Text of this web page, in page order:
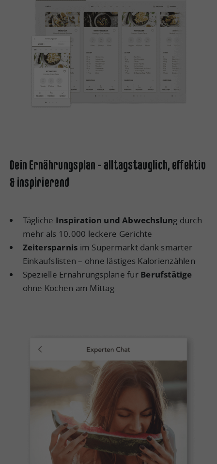
Dein Ernährungsplan - alltagstauglich, effektiv
& inspirierend
Tägliche Inspiration und Abwechslung durch
mehr als 10.000 leckere Gerichte
Zeitersparnis im Supermarkt dank smarter
Einkaufslisten – ohne lästiges Kalorienzählen
Spezielle Ernährungspläne für Berufstätige
ohne Kochen am Mittag